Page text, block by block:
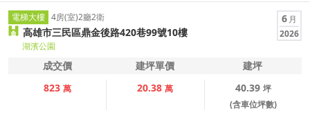
電梯大樓 4房(室)2廳2衛
高雄市三民區鼎金後路420巷99號10樓
湖濱公園
6 月
2026
成交價 建坪單價
建坪
823 萬 20.38 萬 40.39 坪
(含車位坪數)